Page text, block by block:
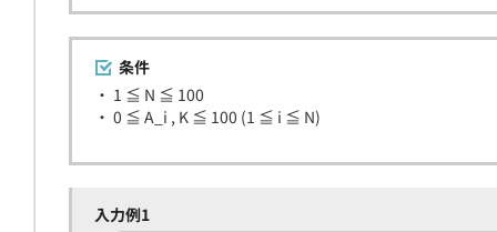
条件
・ 1 ≦ N ≦ 100
・ 0 ≦ A_i , K ≦ 100 (1 ≦ i ≦ N)
入力例1